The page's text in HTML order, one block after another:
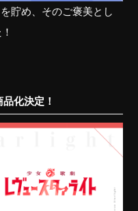
貯め、そのご褒美とし
化決定！